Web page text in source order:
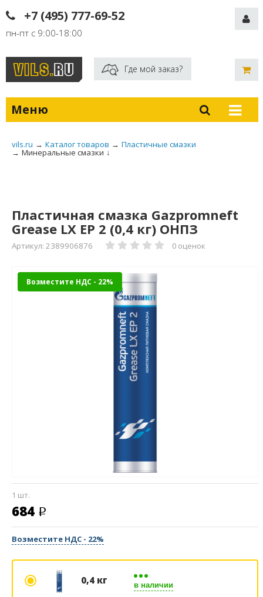
+7 (495) 777-69-52
пн-пт с 9:00-18:00
Где мой заказ?
Меню
vils.ru → Каталог товаров → Пластичные смазки
→ Минеральные смазки ↓
Пластичная смазка Gazpromneft
Grease LX EP 2 (0,4 кг) ОНПЗ
Артикул: 2389906876 0 оценок
Возместите НДС - 22%
1 шт.
684
Возместите НДС - 22%
0,4 кг в наличии